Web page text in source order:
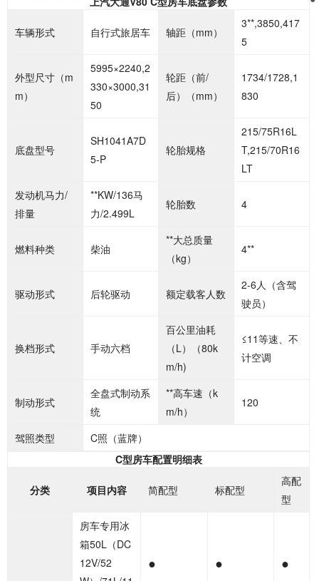
车辆形式 自行式旅居车 轴距（mm）
3**,3850,417
5
外型尺寸（m
m）
5995×2240,2
330×3000,31
50
轮距（前/
后）（mm）
1734/1728,1
830
底盘型号
SH1041A7D
5-P
轮胎规格
215/75R16L
T,215/70R16
LT
发动机马力/
排量
**KW/136马
力/2.499L
轮胎数 4
燃料种类 柴油
**大总质量
（kg）
4**
驱动形式 后轮驱动 额定载客人数
2-6人（含驾
驶员）
换档形式 手动六档
百公里油耗
（L）（80k
m/h)
≤11等速、不
计空调
制动形式
全盘式制动系
统
**高车速（k
m/h）
120
驾照类型 C照（蓝牌）
C型房车配置明细表
分类 项目内容 简配型 标配型
高配
型
房车专用冰
箱50L（DC
12V/52
● ● ●